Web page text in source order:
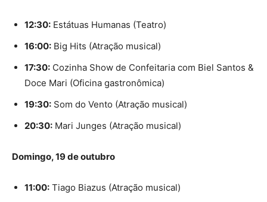
12:30: Estátuas Humanas (Teatro)
16:00: Big Hits (Atração musical)
17:30: Cozinha Show de Confeitaria com Biel Santos &
Doce Mari (Oficina gastronômica)
19:30: Som do Vento (Atração musical)
20:30: Mari Junges (Atração musical)
Domingo, 19 de outubro
11:00: Tiago Biazus (Atração musical)